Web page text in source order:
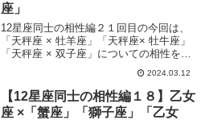
座」
12星座同士の相性編２１回目の今回は、
「天秤座 × 牡羊座」「天秤座× 牡牛座」
「天秤座 × 双子座」についての相性をお
2024.03.12
【12星座同士の相性編１８】乙女
座 ×「蟹座」「獅子座」「乙女